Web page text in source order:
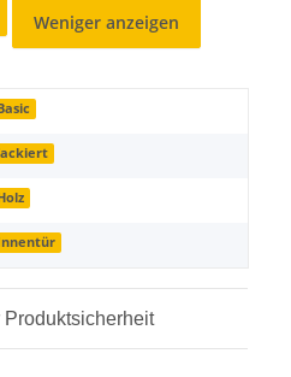
Weniger anzeigen